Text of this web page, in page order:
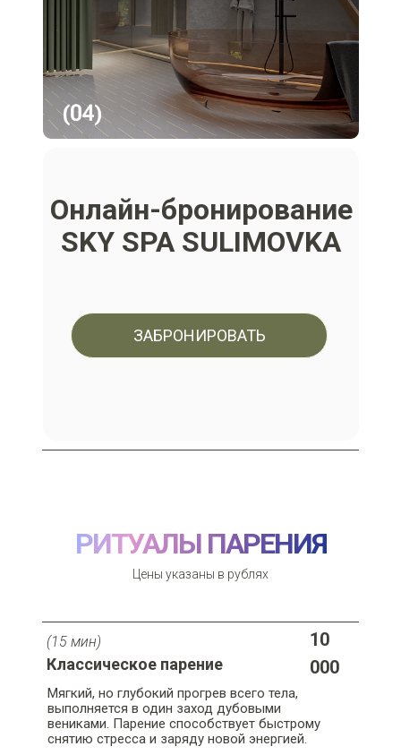
Онлайн-бронирование
SKY SPA SULIMOVKA
ЗАБРОНИРОВАТЬ
Цены указаны в рублях
(15 мин)
Мягкий, но глубокий прогрев всего тела,
выполняется в один заход дубовыми
вениками. Парение способствует быстрому
снятию стресса и заряду новой энергией.
10
000
Классическое парение
РИТУАЛЫ ПАРЕНИЯ